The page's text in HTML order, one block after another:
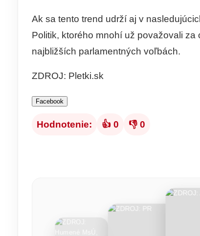
Ak sa tento trend udrží aj v
Politik, ktorého mnohí už považovali
najbližších parlamentných voľbách.
ZDROJ: Pletki.sk
Facebook
Hodnotenie: 👍 0 👎 0